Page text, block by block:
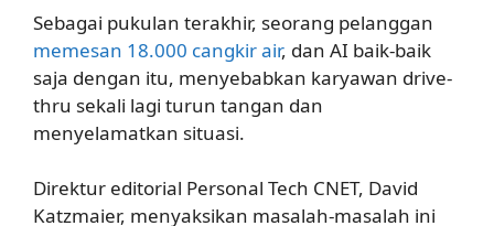
Sebagai pukulan terakhir, seorang pelanggan
memesan 18.000 cangkir air, dan AI baik-baik
saja dengan itu, menyebabkan karyawan drive-
thru sekali lagi turun tangan dan
menyelamatkan situasi.
Direktur editorial Personal Tech CNET, David
Katzmaier, menyaksikan masalah-masalah ini